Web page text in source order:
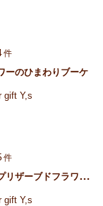
ーのひまわりブーケ
gift Y,s
【
母の日】プリザーブドフラワー くすみピンクのアンティーク風 ア…
gift Y,s